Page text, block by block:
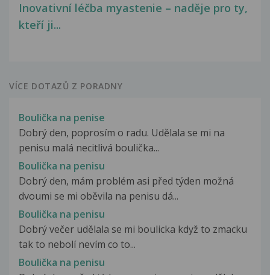
Inovativní léčba myastenie – naděje pro ty,
kteří ji...
VÍCE DOTAZŮ Z PORADNY
Boulička na penise
Dobrý den, poprosím o radu. Udělala se mi na
penisu malá necitlivá boulička...
Boulička na penisu
Dobrý den, mám problém asi před týden možná
dvoumi se mi oběvila na penisu dá...
Boulička na penisu
Dobrý večer udělala se mi boulicka když to zmacku
tak to nebolí nevím co to...
Boulička na penisu